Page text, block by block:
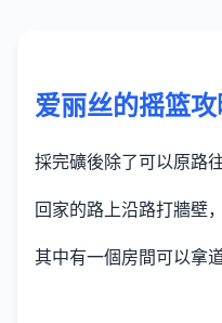
爱丽丝的摇篮攻
採完礦後除了可以原路
回家的路上沿路打牆壁
其中有一個房間可以拿